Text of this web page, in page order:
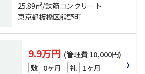
営三田線「板橋区役所前」駅 徒歩
15分
25.89㎡/鉄筋コンクリート
東京都板橋区熊野町
9.9万円 (管理費 10,000円)
敷 0ヶ月 礼 1ヶ月